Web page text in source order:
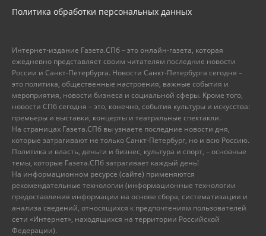
Политика обработки персональных данных
Интернет-издание Газета.СПб – это онлайн-газета, которая
ежедневно представляет своим читателям последние новости
России и Санкт-Петербурга. Новости Санкт-Петербурга сегодня –
это политика, общественные настроения, важные события и
мероприятия, новости бизнеса и социальной сферы. Кроме того,
новости СПб сегодня – это, конечно, события культуры и искусства:
премьеры и выставки, концерты и театральные спектакли.
На страницах Газета.СПб вы узнаете последние новости дня,
которые затрагивают не только Санкт-Петербург, но и всю Россию.
Политика и власть, деньги и бизнес, культура и спорт, – основные
темы, которые Газета.СПб затрагивает каждый день!
На информационном ресурсе (сайте) применяются
рекомендательные технологии (информационные технологии
предоставления информации на основе сбора, систематизации и
анализа сведений, относящихся к предпочтениям пользователей
сети «Интернет», находящихся на территории Российской
Федерации).